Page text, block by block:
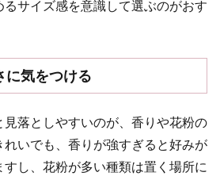
サイズ感を意識して選ぶのがおす
に気をつける
落としやすいのが、香りや花粉の
いでも、香りが強すぎると好みが
し、花粉が多い種類は置く場所に